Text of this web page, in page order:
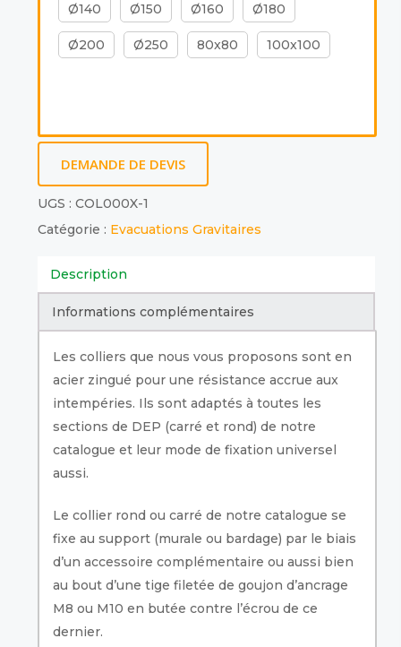
Ø140 Ø150 Ø160 Ø180
Ø200 Ø250 80x80 100x100
DEMANDE DE DEVIS
UGS : COL000X-1
Catégorie : Evacuations Gravitaires
Description
Informations complémentaires
Les colliers que nous vous proposons sont en
acier zingué pour une résistance accrue aux
intempéries. Ils sont adaptés à toutes les
sections de DEP (carré et rond) de notre
catalogue et leur mode de fixation universel
aussi.
Le collier rond ou carré de notre catalogue se
fixe au support (murale ou bardage) par le biais
d’un accessoire complémentaire ou aussi bien
au bout d’une tige filetée de goujon d’ancrage
M8 ou M10 en butée contre l’écrou de ce
dernier.